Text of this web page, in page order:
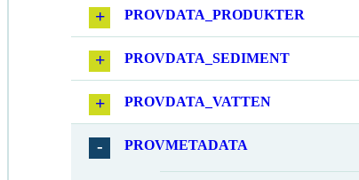
PROVDATA_PRODUKTER
PROVDATA_SEDIMENT
PROVDATA_VATTEN
PROVMETADATA